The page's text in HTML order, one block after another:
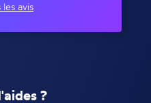
avis
?